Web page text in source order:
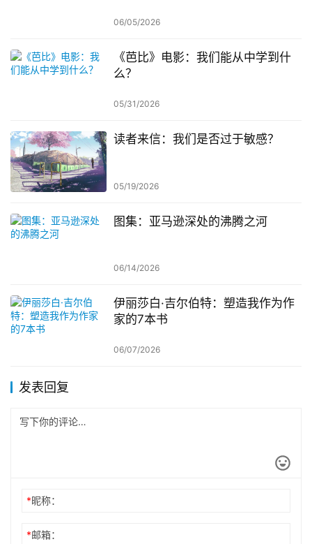
06/05/2026
《芭比》电影：我们能从中学到什
么？
05/31/2026
读者来信：我们是否过于敏感？
05/19/2026
图集：亚马逊深处的沸腾之河
06/14/2026
伊丽莎白·吉尔伯特：塑造我作为作
家的7本书
06/07/2026
发表回复
*昵称：
*邮箱：